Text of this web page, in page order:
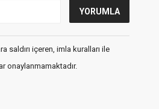
saldırı içeren, imla kuralları ile
onaylanmamaktadır.